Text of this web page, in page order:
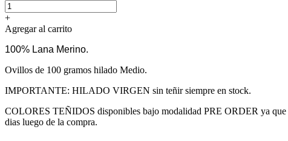
+
Agregar al carrito
100% Lana Merino.
Ovillos de 100 gramos hilado Medio.
IMPORTANTE: HILADO VIRGEN sin teñir siempre en stock.
COLORES TEÑIDOS disponibles bajo modalidad PRE ORDER ya que
dias luego de la compra.